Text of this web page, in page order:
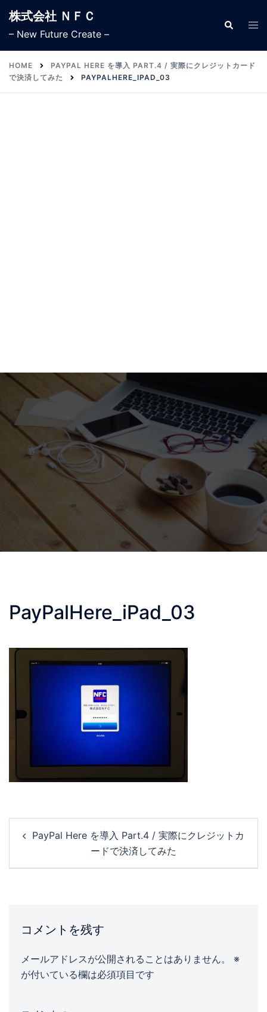
株式会社 ＮＦＣ
– New Future Create –
HOME
PAYPAL HERE を導入 PART.4 / 実際にクレジットカード
で決済してみた
PAYPALHERE_IPAD_03
PayPalHere_iPad_03
PayPal Here を導入 Part.4 / 実際にクレジットカ
ードで決済してみた
コメントを残す
メールアドレスが公開されることはありません。
※
が付いている欄は必須項目です